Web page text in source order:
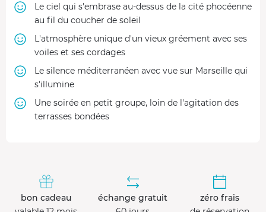
Le ciel qui s'embrase au-dessus de la cité phocéenne
au fil du coucher de soleil
L'atmosphère unique d'un vieux gréement avec ses
voiles et ses cordages
Le silence méditerranéen avec vue sur Marseille qui
s'illumine
Une soirée en petit groupe, loin de l'agitation des
terrasses bondées
bon cadeau
échange gratuit
zéro frais